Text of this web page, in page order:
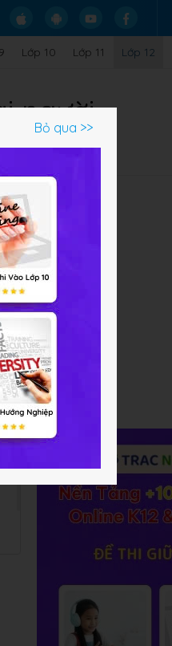
Lớp 10 Lớp 11 Lớp 12
người
,
và
Bỏ qua >>